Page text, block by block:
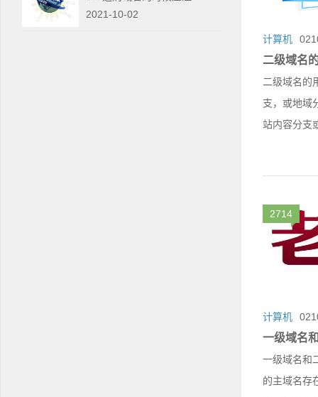
2021-10-02
计算机
二级域名
二级域名的
支，或地域
站内容分支
2714
计算机
一级域名
一级域名和
的主域名存